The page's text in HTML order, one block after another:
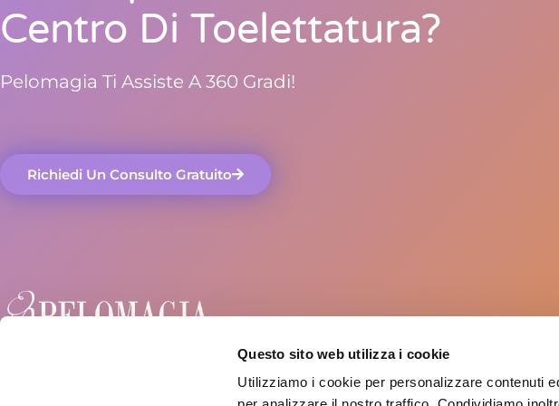
Questo sito web utilizza i cookie
Utilizziamo i cookie per personalizzare contenuti
Centro Di Toelettatura?
Pelomagia Ti Assiste A 360 Gradi!
Richiedi Un Consulto Gratuito